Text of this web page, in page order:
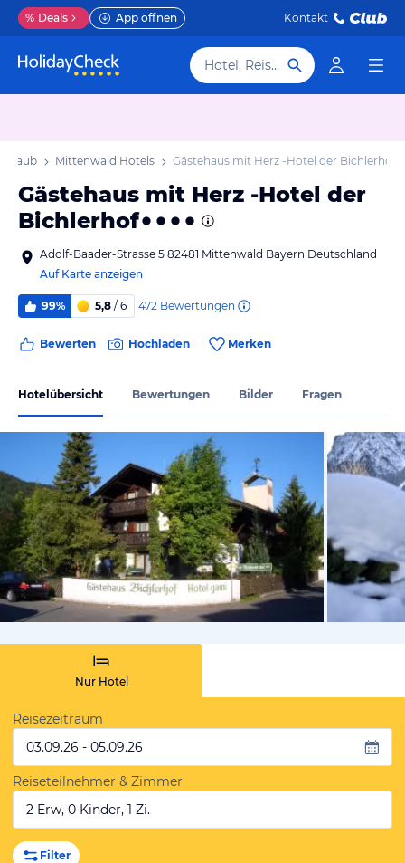
% Deals App öffnen Kontakt
Hotel, Reiseziel
Mittenwald Hotels Gästehaus mit Herz -Hotel der Bichlerhof
Gästehaus mit Herz -Hotel der
Bichlerhof
Adolf-Baader-Strasse 5 82481 Mittenwald Bayern Deutschland
Auf Karte anzeigen
99% 5,8 / 6 472 Bewertungen
Bewerten Hochladen Merken
Hotelübersicht Bewertungen Bilder Fragen
vom
Nur Hotel
Reisezeitraum
03.09.26 - 05.09.26
Reiseteilnehmer & Zimmer
2 Erw, 0 Kinder, 1 Zi.
Filter